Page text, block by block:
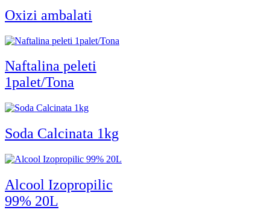
Oxizi ambalati
Naftalina peleti
1palet/Tona
Soda Calcinata 1kg
Alcool Izopropilic
99% 20L